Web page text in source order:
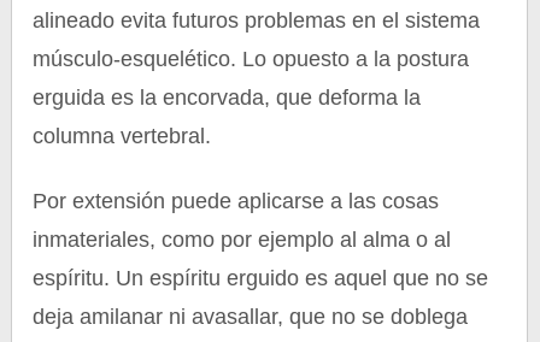
alineado evita futuros problemas en el sistema
músculo-esquelético. Lo opuesto a la postura
erguida es la encorvada, que deforma la
columna vertebral.
Por extensión puede aplicarse a las cosas
inmateriales, como por ejemplo al alma o al
espíritu. Un espíritu erguido es aquel que no se
deja amilanar ni avasallar, que no se doblega